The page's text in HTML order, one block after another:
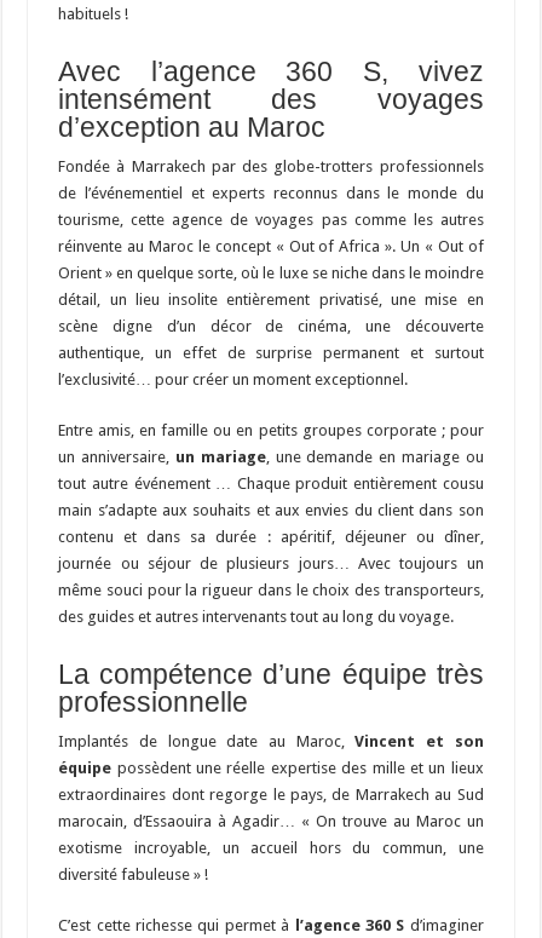
habituels !
Avec l’agence 360 S, vivez
intensément des voyages
d’exception au Maroc
Fondée à Marrakech par des globe-trotters professionnels
de l’événementiel et experts reconnus dans le monde du
tourisme, cette agence de voyages pas comme les autres
réinvente au Maroc le concept « Out of Africa ». Un « Out of
Orient » en quelque sorte, où le luxe se niche dans le moindre
détail, un lieu insolite entièrement privatisé, une mise en
scène digne d’un décor de cinéma, une découverte
authentique, un effet de surprise permanent et surtout
l’exclusivité… pour créer un moment exceptionnel.
Entre amis, en famille ou en petits groupes corporate ; pour
un anniversaire, un mariage, une demande en mariage ou
tout autre événement … Chaque produit entièrement cousu
main s’adapte aux souhaits et aux envies du client dans son
contenu et dans sa durée : apéritif, déjeuner ou dîner,
journée ou séjour de plusieurs jours… Avec toujours un
même souci pour la rigueur dans le choix des transporteurs,
des guides et autres intervenants tout au long du voyage.
La compétence d’une équipe très
professionnelle
Implantés de longue date au Maroc,Vincent et son
équipe possèdent une réelle expertise des mille et un lieux
extraordinaires dont regorge le pays, de Marrakech au Sud
marocain, d’Essaouira à Agadir… « On trouve au Maroc un
exotisme incroyable, un accueil hors du commun, une
diversité fabuleuse » !
C’est cette richesse qui permet à l’agence 360 S d’imaginer